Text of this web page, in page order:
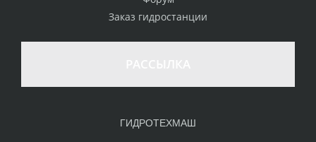
Заказ гидростанции
ГИДРОТЕХМАШ